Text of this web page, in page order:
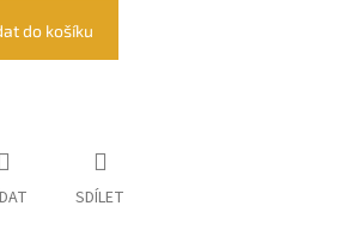
do košíku
SDÍLET